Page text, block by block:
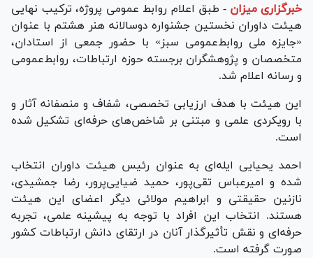
خبرگزاری میزان - طبق اعلام روابط عمومی پروژه، ترکیب نهایی
هیئت داوران نخستین جشنواره دوسالانه هنر هشتم با عنوان
«جایزه ملی روابط‌عمومی سبز» با حضور جمعی از استادان،
متخصصان و پژوهشگران برجسته حوزه ارتباطات، روابط‌عمومی
و رسانه اعلام شد.
این هیئت با هدف ارزیابی تخصصی، شفاف و منصفانه آثار و
با رویکردی علمی و مبتنی بر شاخص‌های حرفه‌ای تشکیل شده
است.
احمد یحیایی ایله‌ای به عنوان رئیس هیئت داوران انتخاب
شده و امیرعباس تقی‌پور، حمید ضیایی‌پرور، رضا جمشیدی،
نازنین حقیقتی و ابراهیم مولائی دیگر اعضای این هیئت
هستند. انتخاب این افراد با توجه به پیشینه علمی، تجربه
حرفه‌ای و نقش تأثیرگذار آنان در ارتقای دانش ارتباطات کشور
صورت گرفته است.